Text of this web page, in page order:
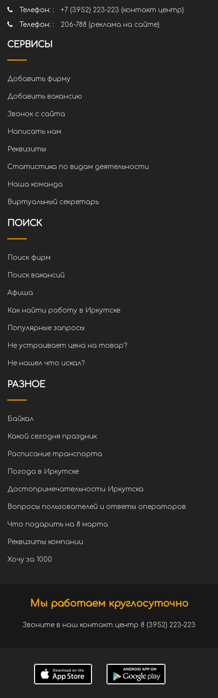
Телефон: :
+7 (3952) 223-223 (контакт центр)
Телефон: :
206-788 (реклама на сайте)
СЕРВИСЫ
Добавить фирму
Добавить вакансию
Звонок с сайта
Написать нам
Реквизиты
Статистика по видам деятельности
Наша команда
Виртуальный секретарь
ПОИСК
Поиск фирм
Поиск вакансий
Афиша
Как найти работу в Иркутске
Популярные запросы
Не устраивает цена на товар?
Не нашел что искал?
РАЗНОЕ
Байкал
Какой сегодня праздник
Расписание транспорта
Погода в Иркутске
Достопримечательности Иркутска
Вопросы пользователей и ответы операторов
Что подарить на 8 марта
Реквизиты компании
Хочу за 1000
Мы работаем круглосуточно
Звоните в наш контакт центр 8 (3952) 223-223